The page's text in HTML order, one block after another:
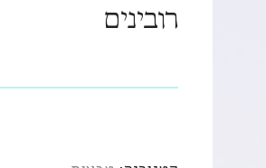
רובינים